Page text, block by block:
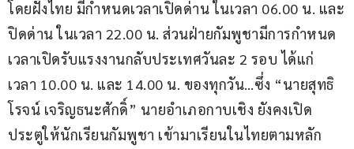
โดยฝั่งไทย มีกำหนดเวลาเปิดด่าน ในเวลา 06.00 น. และ
ปิดด่าน ในเวลา 22.00 น. ส่วนฝ่ายกัมพูชามีการกำหนด
เวลาเปิดรับแรงงานกลับประเทศวันละ 2 รอบ ได้แก่
เวลา 10.00 น. และ 14.00 น. ของทุกวัน…ซึ่ง “นายสุทธิ
โรจน์ เจริญธนะศักดิ์” นายอำเภอกาบเชิง ยังคงเปิด
ประตูให้นักเรียนกัมพูชา เข้ามาเรียนในไทยตามหลัก